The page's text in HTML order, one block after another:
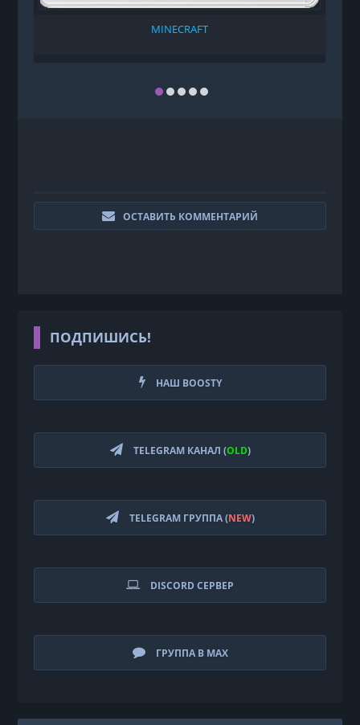
MINECRAFT
ОСТАВИТЬ КОММЕНТАРИЙ
ПОДПИШИСЬ!
НАШ BOOSTY
TELEGRAM КАНАЛ (OLD)
TELEGRAM ГРУППА (NEW)
DISCORD СЕРВЕР
ГРУППА В MAX